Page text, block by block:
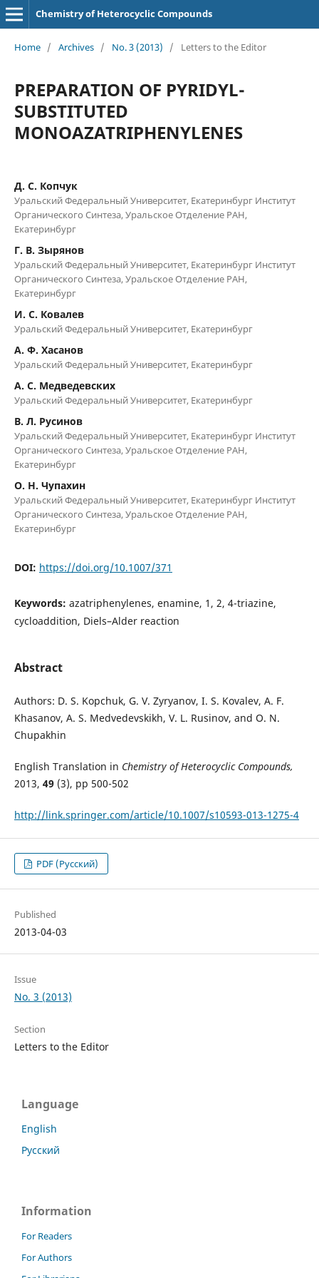
Chemistry of Heterocyclic Compounds
Home / Archives / No. 3 (2013) / Letters to the Editor
PREPARATION OF PYRIDYL-
SUBSTITUTED
MONOAZATRIPHENYLENES
Д. С. Копчук
Уральский Федеральный Университет, Екатеринбург Институт
Органического Синтеза, Уральское Отделение РАН,
Екатеринбург
Г. В. Зырянов
Уральский Федеральный Университет, Екатеринбург Институт
Органического Синтеза, Уральское Отделение РАН,
Екатеринбург
И. С. Ковалев
Уральский Федеральный Университет, Екатеринбург
А. Ф. Хасанов
Уральский Федеральный Университет, Екатеринбург
А. С. Медведевских
Уральский Федеральный Университет, Екатеринбург
В. Л. Русинов
Уральский Федеральный Университет, Екатеринбург Институт
Органического Синтеза, Уральское Отделение РАН,
Екатеринбург
О. Н. Чупахин
Уральский Федеральный Университет, Екатеринбург Институт
Органического Синтеза, Уральское Отделение РАН,
Екатеринбург
DOI: https://doi.org/10.1007/371
Keywords: azatriphenylenes, enamine, 1, 2, 4-triazine,
cycloaddition, Diels–Alder reaction
Abstract
Authors: D. S. Kopchuk, G. V. Zyryanov, I. S. Kovalev, A. F.
Khasanov, A. S. Medvedevskikh, V. L. Rusinov, and O. N.
Chupakhin
English Translation in Chemistry of Heterocyclic Compounds,
2013, 49(3), pp 500-502
http://link.springer.com/article/10.1007/s10593-013-1275-4
PDF (Русский)
Published
2013-04-03
Issue
No. 3 (2013)
Section
Letters to the Editor
Language
English
Русский
Information
For Readers
For Authors